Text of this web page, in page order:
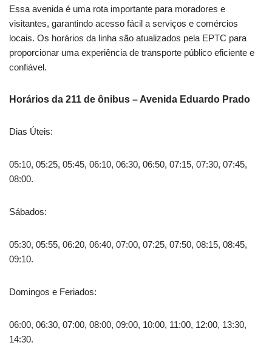
Essa avenida é uma rota importante para moradores e
visitantes, garantindo acesso fácil a serviços e comércios
locais. Os horários da linha são atualizados pela EPTC para
proporcionar uma experiência de transporte público eficiente e
confiável.
Horários da 211 de ônibus – Avenida Eduardo Prado
Dias Úteis:
05:10, 05:25, 05:45, 06:10, 06:30, 06:50, 07:15, 07:30, 07:45,
08:00.
Sábados:
05:30, 05:55, 06:20, 06:40, 07:00, 07:25, 07:50, 08:15, 08:45,
09:10.
Domingos e Feriados:
06:00, 06:30, 07:00, 08:00, 09:00, 10:00, 11:00, 12:00, 13:30,
14:30.